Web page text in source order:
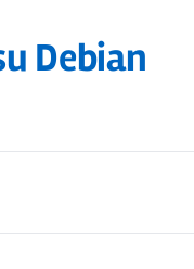
Debian